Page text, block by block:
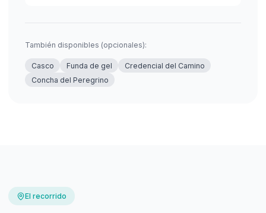
También disponibles (opcionales):
Casco Funda de gel
Credencial del Camino
Concha del Peregrino
El recorrido